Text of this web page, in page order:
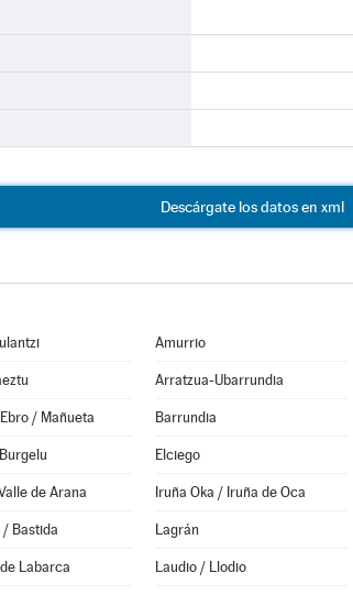
Descárgate los datos en xml
Amurrio
Arratzua-Ubarrundia
/ Mañueta Barrundia
Elciego
de Arana Iruña Oka / Iruña de Oca
/ Bastida Lagrán
Labarca Laudio / Llodio